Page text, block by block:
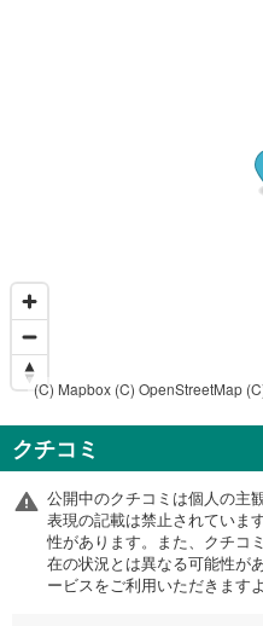
(C) Mapbox (C) OpenStreetMap
クチコミ
公開中のクチコミは個人の主
表現の記載は禁止されていま
性があります。また、クチコ
在の状況とは異なる可能性が
ービスをご利用いただきます